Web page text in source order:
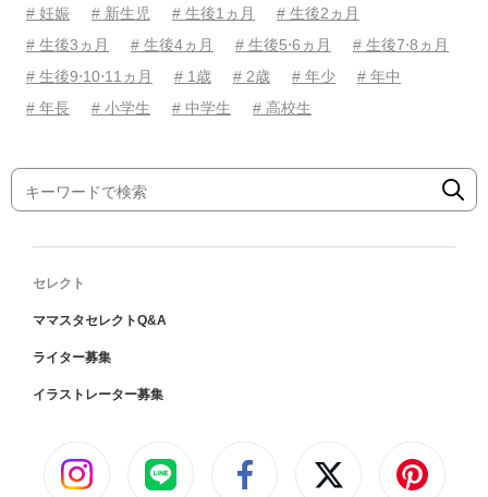
# 妊娠 # 新生児 # 生後1ヵ月
# 生後2ヵ月
# 生後3ヵ月
# 生後4ヵ月 # 生後5⋅6ヵ月
# 生後7⋅8ヵ月
# 生後9⋅10⋅11ヵ月
# 1歳 # 2歳 # 年少
# 年中
# 年長
# 小学生 # 中学生 # 高校生
セレクト
ママスタセレクトQ&A
ライター募集
イラストレーター募集